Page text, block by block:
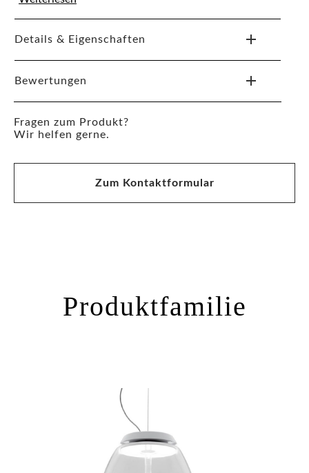
Details & Eigenschaften
Bewertungen
Fragen zum Produkt?
Wir helfen gerne.
Zum Kontaktformular
Produktfamilie